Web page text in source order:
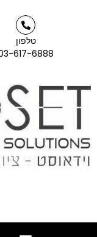
טלפון
617-6888